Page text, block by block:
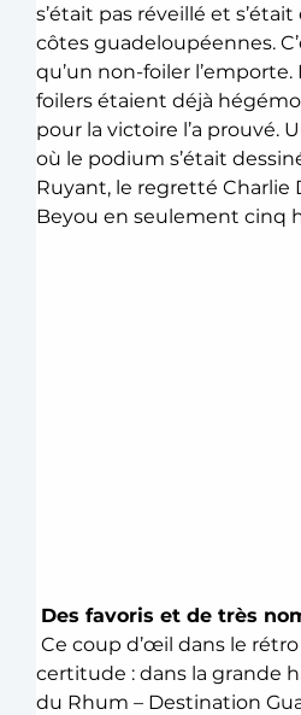
s’était pas réveillé et
côtes guadeloupéennes.
qu’un non-foiler l’emporte.
foilers étaient déjà
pour la victoire l’a prouvé.
où le podium s’était
Ruyant, le regretté Charlie
Beyou en seulement cinq
Des favoris et de très
Ce coup d’œil dans le
certitude : dans la grande
du Rhum – Destination